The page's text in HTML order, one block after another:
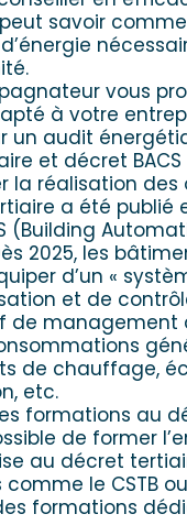
savoir
vous
à votre
un audit
et décret BACS
la réalisation
a été publié
(Building
2025, les
d’un «
et de
de management
de chauffage,
etc.
formations au
de former
au décret
le CSTB ou
formations